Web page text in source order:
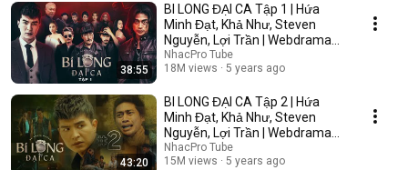
38:55
BI LONG ĐẠI CA Tập 1 | Hứa
Minh Đạt, Khả Như, Steven
Nguyễn, Lợi Trần | Webdrama
Yang Hồ 2021
NhacPro Tube
18M views
5 years ago
43:20
BI LONG ĐẠI CA Tập 2 | Hứa
Minh Đạt, Khả Như, Steven
Nguyễn, Lợi Trần | Webdrama
Yang Hồ 2021
NhacPro Tube
15M views
5 years ago